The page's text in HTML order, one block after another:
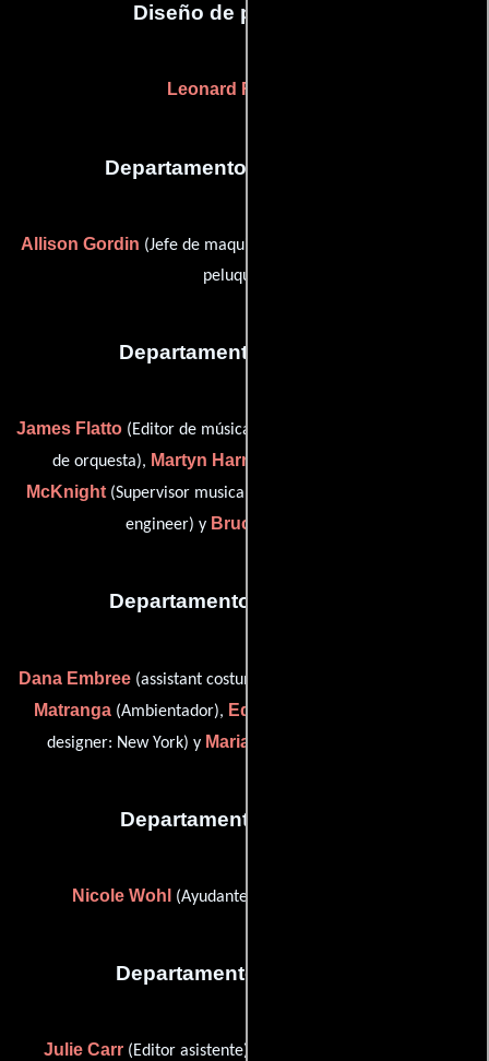
Diseño de producción
Leonard R. Spears
Departamento de maquillaje
Allison Gordin (Jefe de maquillaje) y
peluqueros)
Departamento de musica
James Flatto(Editor de música),
de orquesta), Martyn Harry
McKnight(Supervisor musical),
engineer) y Bruce White
Departamento de vestuario
Dana Embree(assistant costume designer / costumer),
Matranga (Ambientador), Eden Miller
designer: New York) y Mariana Vera
Departamento de reparto
Nicole Wohl (Ayudante de casting: Nueva York)
Departamento de editorial
Julie Carr(Editor asistente),